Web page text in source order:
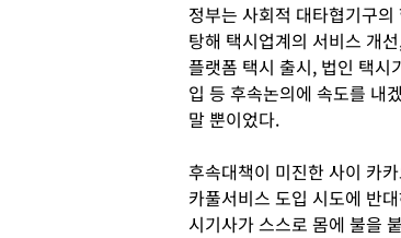
정부는 사회적 대타협기구
탕해 택시업계의 서비스 개
플랫폼 택시 출시, 법인 택시
입 등 후속논의에 속도를 내
말 뿐이었다.
후속대책이 미진한 사이 카
카풀서비스 도입 시도에 반
시기사가 스스로 몸에 불을